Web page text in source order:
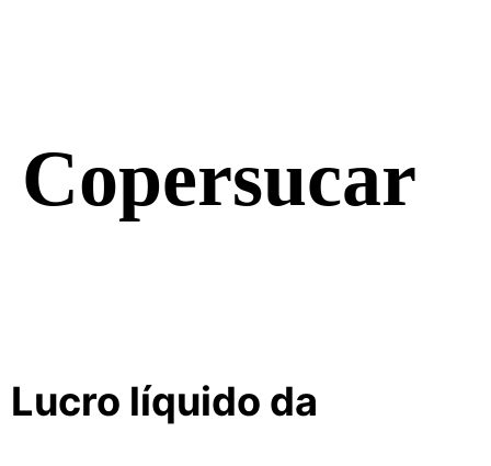
Copersucar
Lucro líquido da